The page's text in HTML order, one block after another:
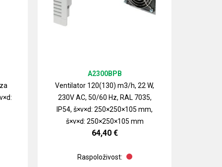
Ventilator 120(130) m3/h, 22 W,
230V AC, 50/60 Hz, RAL 7035,
IP54, š×v×d: 250×250×105 mm,
š×v×d: 250×250×105 mm
A2300BPB
64,40 €
Raspoloživost: